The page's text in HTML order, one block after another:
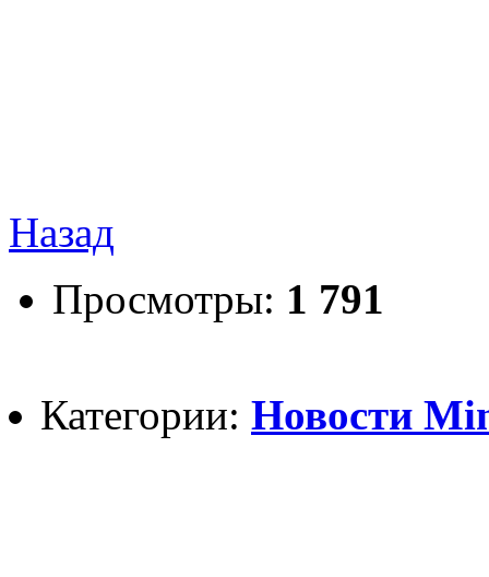
Назад
Просмотры: 1 791
Категории: Новости